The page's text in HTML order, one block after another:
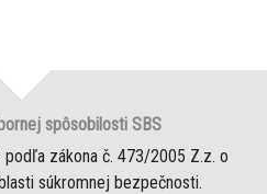
spôsobilosti SBS
zákona č. 473/2005 Z.z. o
súkromnej bezpečnosti.